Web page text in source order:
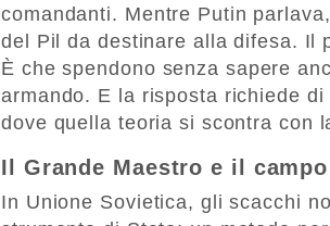
comandanti. Mentre Putin
del Pil da destinare alla difesa. Il
È che spendono senza sapere
armando. E la risposta richiede
dove quella teoria si scontra con
Il Grande Maestro e il
In Unione Sovietica, gli scacchi